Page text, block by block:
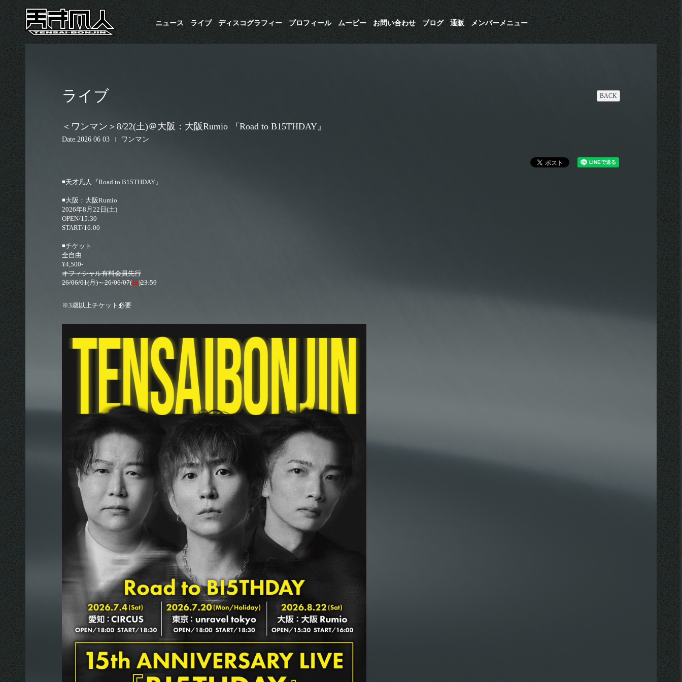
ニュース ライブ ​ディスコグラフィー プロフィール ムービー お問い合わせ ブログ 通販 メンバーメニュー
ライブ BACK
＜ワンマン＞8/22(土)＠大阪：大阪Rumio 『Road to B15THDAY』 ​
Date 2026 06 03 ワンマン
◾️天才凡人『Road to B15THDAY』
◾️大阪：大阪Rumio
2026年8月22日(土)
OPEN/15:30
START/16:00
◾️チケット
全自由
¥4,500-
オフィシャル有料会員先行
26/06/01(月)～26/06/07(日)23:59
※3歳以上チケット必要
© 2026 euclid agency All Rigthts Reserverd. Powered by
SKIYAKI Inc.